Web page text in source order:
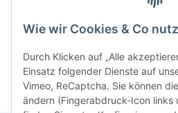
Wie wir Cookies & Co
Durch Klicken auf „Alle
Einsatz folgender Dienste auf
Vimeo, ReCaptcha. Sie können
ändern (Fingerabdruck-Icon links
Rufen Sie uns einfach an:
oder schreiben Sie uns eine